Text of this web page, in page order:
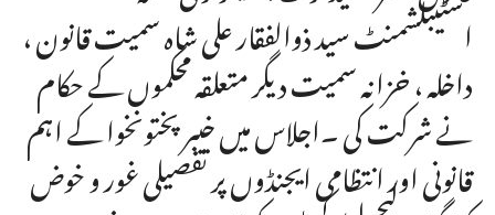
اسٹیبلشمنٹ سید ذوالفقار علی شاہ سمیت قانون ،
داخلہ ، خزانہ سمیت دیگر متعلقہ محکموں کے حکام
نے شرکت کی ۔اجلاس میں خیبر پختونخوا کے اہم
قانونی اور انتظامی ایجنڈوں پر تفصیلی غور و خوض